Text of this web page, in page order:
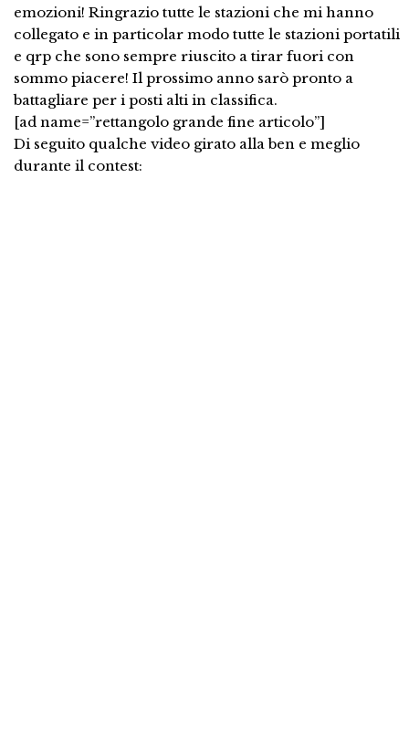
emozioni! Ringrazio tutte le stazioni che mi hanno
collegato e in particolar modo tutte le stazioni portatili
e qrp che sono sempre riuscito a tirar fuori con
sommo piacere! Il prossimo anno sarò pronto a
battagliare per i posti alti in classifica.
[ad name=”rettangolo grande fine articolo”]
Di seguito qualche video girato alla ben e meglio
durante il contest: